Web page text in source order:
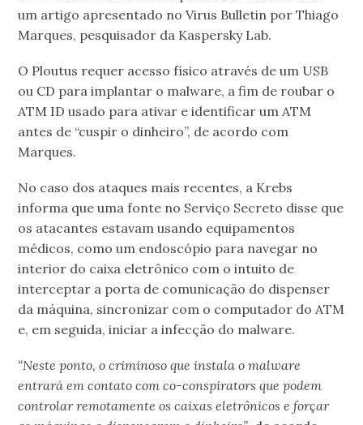
um artigo apresentado no Virus Bulletin por Thiago
Marques, pesquisador da Kaspersky Lab.
O Ploutus requer acesso físico através de um USB
ou CD para implantar o malware, a fim de roubar o
ATM ID usado para ativar e identificar um ATM
antes de “cuspir o dinheiro”, de acordo com
Marques.
No caso dos ataques mais recentes, a Krebs
informa que uma fonte no Serviço Secreto disse que
os atacantes estavam usando equipamentos
médicos, como um endoscópio para navegar no
interior do caixa eletrônico com o intuito de
interceptar a porta de comunicação do dispenser
da máquina, sincronizar com o computador do ATM
e, em seguida, iniciar a infecção do malware.
“Neste ponto, o criminoso que instala o malware
entrará em contato com co-conspirators que podem
controlar remotamente os caixas eletrônicos e forçar